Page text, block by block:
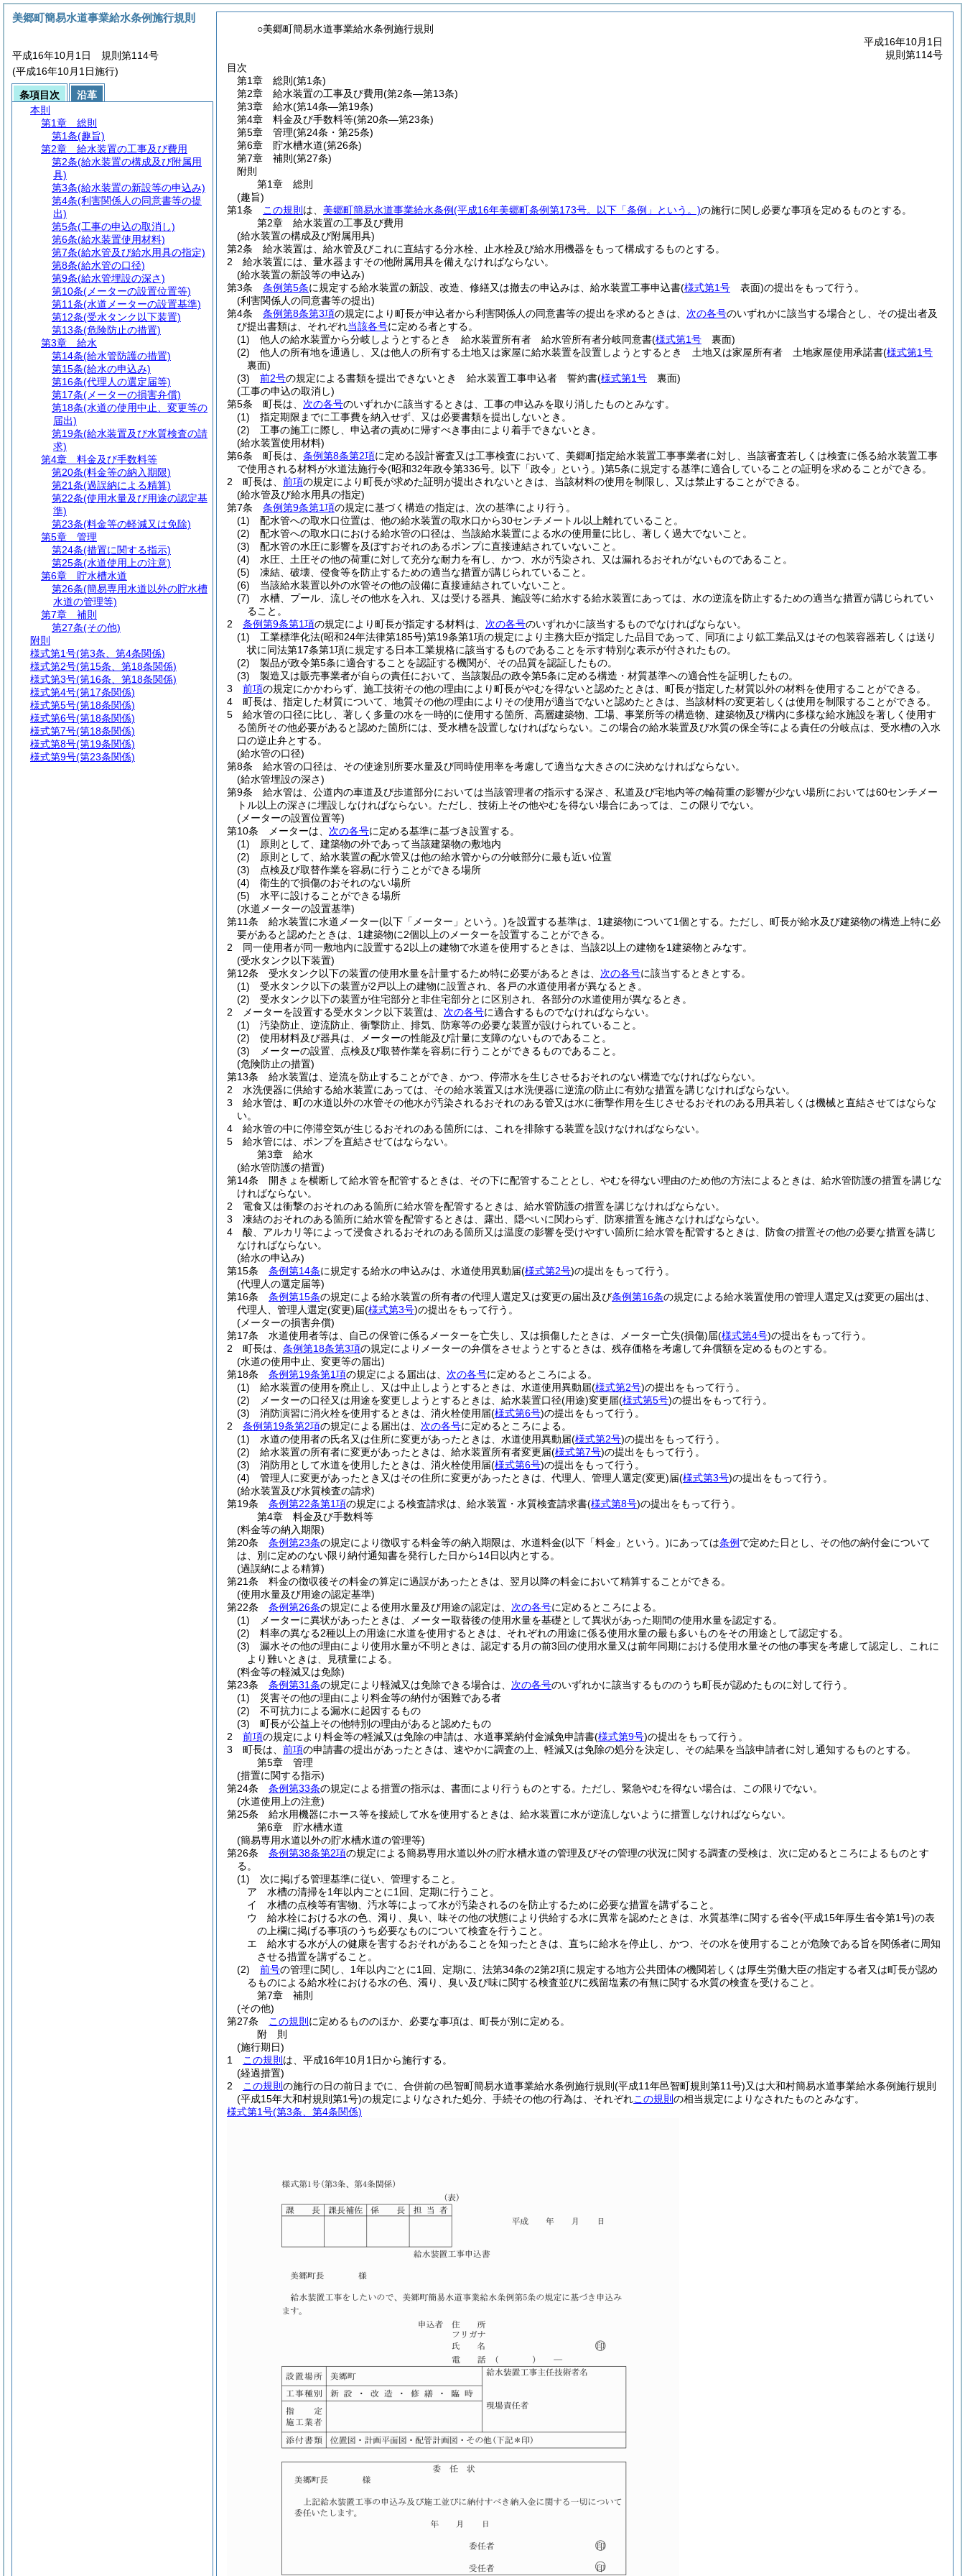
○美郷町簡易水道事業給水条例施行規則
平成16年10月1日
規則第114号
目次
第1章
総則 (第1条)
第2章
給水装置の工事及び費用(第2条―第13条)
第3章
給水(第14条―第19条)
第4章
料金及び手数料等(第20条―第23条)
第5章
管理(第24条・第25条)
第6章
貯水槽水道(第26条)
第7章
補則 (第27条)
附則
第1章
総則
(趣旨)
第1条
この規則 は、 美郷町簡易水道事業給水条例(平成16年美郷町条例第173号。以下「条例」という。)の施行に関し必要な事項を定めるものとする。
第2章
給水装置の工事及び費用
(給水装置の構成及び附属用具)
第2条
給水装置は、給水管及びこれに直結する分水栓、止水栓及び給水用機器をもって構成するものとする。
2
給水装置には、量水器ますその他附属用具を備えなければならない。
(給水装置の新設等の申込み)
第3条
条例第5条に規定する給水装置の新設、改造、修繕又は撤去の申込みは、給水装置工事申込書(様式第1号 表面)の提出をもって行う。
(利害関係人の同意書等の提出)
第4条
条例第8条第3項の規定により町長が申込者から利害関係人の同意書等の提出を求めるときは、 次の各号のいずれかに該当する場合とし、その提出者及
び提出書類は、それぞれ当該各号に定める者とする。
(1)
他人の給水装置から分岐しようとするとき 給水装置所有者 給水管所有者分岐同意書(様式第1号 裏面)
(2)
他人の所有地を通過し、又は他人の所有する土地又は家屋に給水装置を設置しようとするとき 土地又は家屋所有者 土地家屋使用承諾書(様式第1号
裏面)
(3)
前2号の規定による書類を提出できないとき 給水装置工事申込者 誓約書(様式第1号 裏面)
(工事の申込の取消し)
第5条
町長は、 次の各号のいずれかに該当するときは、工事の申込みを取り消したものとみなす。
(1)
指定期限までに工事費を納入せず、又は必要書類を提出しないとき。
(2)
工事の施工に際し、申込者の責めに帰すべき事由により着手できないとき。
(給水装置使用材料)
第6条
町長は、 条例第8条第2項に定める設計審査又は工事検査において、美郷町指定給水装置工事事業者に対し、当該審査若しくは検査に係る給水装置工事
で使用される材料が水道法施行令(昭和32年政令第336号。以下「政令」という。)第5条に規定する基準に適合していることの証明を求めることができる。
2
町長は、 前項の規定により町長が求めた証明が提出されないときは、当該材料の使用を制限し、又は禁止することができる。
(給水管及び給水用具の指定)
第7条
条例第9条第1項の規定に基づく構造の指定は、次の基準により行う。
(1)
配水管への取水口位置は、他の給水装置の取水口から30センチメートル以上離れていること。
(2)
配水管への取水口における給水管の口径は、当該給水装置による水の使用量に比し、著しく過大でないこと。
(3)
配水管の水圧に影響を及ぼすおそれのあるポンプに直接連結されていないこと。
(4)
水圧、土圧その他の荷重に対して充分な耐力を有し、かつ、水が汚染され、又は漏れるおそれがないものであること。
(5)
凍結、破壊、侵食等を防止するための適当な措置が講じられていること。
(6)
当該給水装置以外の水管その他の設備に直接連結されていないこと。
(7)
水槽、プール、流しその他水を入れ、又は受ける器具、施設等に給水する給水装置にあっては、水の逆流を防止するための適当な措置が講じられてい
ること。
2
条例第9条第1項の規定により町長が指定する材料は、 次の各号のいずれかに該当するものでなければならない。
(1)
工業標準化法(昭和24年法律第185号)第19条第1項の規定により主務大臣が指定した品目であって、同項により鉱工業品又はその包装容器若しくは送り
状に同法第17条第1項に規定する日本工業規格に該当するものであることを示す特別な表示が付されたもの。
(2)
製品が政令第5条に適合することを認証する機関が、その品質を認証したもの。
(3)
製造又は販売事業者が自らの責任において、当該製品の政令第5条に定める構造・材質基準への適合性を証明したもの。
3
前項の規定にかかわらず、施工技術その他の理由により町長がやむを得ないと認めたときは、町長が指定した材質以外の材料を使用することができる。
4
町長は、指定した材質について、地質その他の理由によりその使用が適当でないと認めたときは、当該材料の変更若しくは使用を制限することができる。
5
給水管の口径に比し、著しく多量の水を一時的に使用する箇所、高層建築物、工場、事業所等の構造物、建築物及び構内に多様な給水施設を著しく使用す
る箇所その他必要があると認めた箇所には、受水槽を設置しなければならない。
この場合の給水装置及び水質の保全等による責任の分岐点は、受水槽の入水
口の逆止弁とする。
(給水管の口径)
第8条
給水管の口径は、その使途別所要水量及び同時使用率を考慮して適当な大きさのに決めなければならない。
(給水管埋設の深さ)
第9条
給水管は、公道内の車道及び歩道部分においては当該管理者の指示する深さ、私道及び宅地内等の輪荷重の影響が少ない場所においては60センチメー
トル以上の深さに埋設しなければならない。 ただし、技術上その他やむを得ない場合にあっては、この限りでない。
(メーターの設置位置等)
第10条
メーターは、 次の各号に定める基準に基づき設置する。
(1)
原則として、建築物の外であって当該建築物の敷地内
(2)
原則として、給水装置の配水管又は他の給水管からの分岐部分に最も近い位置
(3)
点検及び取替作業を容易に行うことができる場所
(4)
衛生的で損傷のおそれのない場所
(5)
水平に設けることができる場所
(水道メーターの設置基準)
第11条
給水装置に水道メーター(以下「メーター」という。)を設置する基準は、1建築物について1個とする。 ただし、町長が給水及び建築物の構造上特に必
要があると認めたときは、1建築物に2個以上のメーターを設置することができる。
2
同一使用者が同一敷地内に設置する2以上の建物で水道を使用するときは、当該2以上の建物を1建築物とみなす。
(受水タンク以下装置)
第12条
受水タンク以下の装置の使用水量を計量するため特に必要があるときは、 次の各号に該当するときとする。
(1)
受水タンク以下の装置が2戸以上の建物に設置され、各戸の水道使用者が異なるとき。
(2)
受水タンク以下の装置が住宅部分と非住宅部分とに区別され、各部分の水道使用が異なるとき。
2
メーターを設置する受水タンク以下装置は、 次の各号に適合するものでなければならない。
(1)
汚染防止、逆流防止、衝撃防止、排気、防寒等の必要な装置が設けられていること。
(2)
使用材料及び器具は、メーターの性能及び計量に支障のないものであること。
(3)
メーターの設置、点検及び取替作業を容易に行うことができるものであること。
(危険防止の措置)
第13条
給水装置は、逆流を防止することができ、かつ、停滞水を生じさせるおそれのない構造でなければならない。
2
水洗便器に供給する給水装置にあっては、その給水装置又は水洗便器に逆流の防止に有効な措置を講じなければならない。
3
給水管は、町の水道以外の水管その他水が汚染されるおそれのある管又は水に衝撃作用を生じさせるおそれのある用具若しくは機械と直結させてはならな
い。
4
給水管の中に停滞空気が生じるおそれのある箇所には、これを排除する装置を設けなければならない。
5
給水管には、ポンプを直結させてはならない。
第3章
給水
(給水管防護の措置)
第14条
開きょを横断して給水管を配管するときは、その下に配管することとし、やむを得ない理由のため他の方法によるときは、給水管防護の措置を講じな
ければならない。
2
電食又は衝撃のおそれのある箇所に給水管を配管するときは、給水管防護の措置を講じなければならない。
3
凍結のおそれのある箇所に給水管を配管するときは、露出、隠ぺいに関わらず、防寒措置を施さなければならない。
4
酸、アルカリ等によって浸食されるおそれのある箇所又は温度の影響を受けやすい箇所に給水管を配管するときは、防食の措置その他の必要な措置を講じ
なければならない。
(給水の申込み)
第15条
条例第14条に規定する給水の申込みは、水道使用異動届(様式第2号)の提出をもって行う。
(代理人の選定届等)
第16条
条例第15条の規定による給水装置の所有者の代理人選定又は変更の届出及び条例第16条の規定による給水装置使用の管理人選定又は変更の届出は、
代理人、管理人選定(変更)届(様式第3号)の提出をもって行う。
(メーターの損害弁償)
第17条
水道使用者等は、自己の保管に係るメーターを亡失し、又は損傷したときは、メーター亡失(損傷)届(様式第4号)の提出をもって行う。
2
町長は、 条例第18条第3項の規定によりメーターの弁償をさせようとするときは、残存価格を考慮して弁償額を定めるものとする。
(水道の使用中止、変更等の届出)
第18条
条例第19条第1項の規定による届出は、 次の各号に定めるところによる。
(1)
給水装置の使用を廃止し、又は中止しようとするときは、水道使用異動届(様式第2号)の提出をもって行う。
(2)
メーターの口径又は用途を変更しようとするときは、給水装置口径(用途)変更届(様式第5号)の提出をもって行う。
(3)
消防演習に消火栓を使用するときは、消火栓使用届(様式第6号)の提出をもって行う。
2
条例第19条第2項の規定による届出は、 次の各号に定めるところによる。
(1)
水道の使用者の氏名又は住所に変更があったときは、水道使用異動届(様式第2号)の提出をもって行う。
(2)
給水装置の所有者に変更があったときは、給水装置所有者変更届(様式第7号)の提出をもって行う。
(3)
消防用として水道を使用したときは、消火栓使用届(様式第6号)の提出をもって行う。
(4)
管理人に変更があったとき又はその住所に変更があったときは、代理人、管理人選定(変更)届(様式第3号)の提出をもって行う。
(給水装置及び水質検査の請求)
第19条
条例第22条第1項の規定による検査請求は、給水装置・水質検査請求書(様式第8号)の提出をもって行う。
第4章
料金及び手数料等
(料金等の納入期限)
第20条
条例第23条の規定により徴収する料金等の納入期限は、水道料金(以下「料金」という。)にあっては条例 で定めた日とし、その他の納付金について
は、別に定めのない限り納付通知書を発行した日から14日以内とする。
(過誤納による精算)
第21条
料金の徴収後その料金の算定に過誤があったときは、翌月以降の料金において精算することができる。
(使用水量及び用途の認定基準)
第22条
条例第26条の規定による使用水量及び用途の認定は、 次の各号に定めるところによる。
(1)
メーターに異状があったときは、メーター取替後の使用水量を基礎として異状があった期間の使用水量を認定する。
(2)
料率の異なる2種以上の用途に水道を使用するときは、それぞれの用途に係る使用水量の最も多いものをその用途として認定する。
(3)
漏水その他の理由により使用水量が不明ときは、認定する月の前3回の使用水量又は前年同期における使用水量その他の事実を考慮して認定し、これに
より難いときは、見積量による。
(料金等の軽減又は免除)
第23条
条例第31条の規定により軽減又は免除できる場合は、 次の各号のいずれかに該当するもののうち町長が認めたものに対して行う。
(1)
災害その他の理由により料金等の納付が困難である者
(2)
不可抗力による漏水に起因するもの
(3)
町長が公益上その他特別の理由があると認めたもの
2
前項の規定により料金等の軽減又は免除の申請は、水道事業納付金減免申請書(様式第9号)の提出をもって行う。
3
町長は、 前項の申請書の提出があったときは、速やかに調査の上、軽減又は免除の処分を決定し、その結果を当該申請者に対し通知するものとする。
第5章
管理
(措置に関する指示)
第24条
条例第33条の規定による措置の指示は、書面により行うものとする。 ただし、緊急やむを得ない場合は、この限りでない。
(水道使用上の注意)
第25条
給水用機器にホース等を接続して水を使用するときは、給水装置に水が逆流しないように措置しなければならない。
第6章
貯水槽水道
(簡易専用水道以外の貯水槽水道の管理等)
第26条
条例第38条第2項の規定による簡易専用水道以外の貯水槽水道の管理及びその管理の状況に関する調査の受検は、次に定めるところによるものとす
る。
(1)
次に掲げる管理基準に従い、管理すること。
ア
水槽の清掃を1年以内ごとに1回、定期に行うこと。
イ
水槽の点検等有害物、汚水等によって水が汚染されるのを防止するために必要な措置を講ずること。
ウ
給水栓における水の色、濁り、臭い、味その他の状態により供給する水に異常を認めたときは、水質基準に関する省令(平成15年厚生省令第1号)の表
の上欄に掲げる事項のうち必要なものについて検査を行うこと。
エ
給水する水が人の健康を害するおそれがあることを知ったときは、直ちに給水を停止し、かつ、その水を使用することが危険である旨を関係者に周知
させる措置を講ずること。
(2)
前号の管理に関し、1年以内ごとに1回、定期に、法第34条の2第2項に規定する地方公共団体の機関若しくは厚生労働大臣の指定する者又は町長が認め
るものによる給水栓における水の色、濁り、臭い及び味に関する検査並びに残留塩素の有無に関する水質の検査を受けること。
第7章
補則
(その他)
第27条
この規則 に定めるもののほか、必要な事項は、町長が別に定める。
附 則
(施行期日)
1
この規則 は、平成16年10月1日から施行する。
(経過措置)
2
この規則 の施行の日の前日までに、合併前の邑智町簡易水道事業給水条例施行規則 (平成11年邑智町規則第11号)又は大和村簡易水道事業給水条例施行規則
(平成15年大和村規則第1号)の規定によりなされた処分、手続その他の行為は、それぞれこの規則 の相当規定によりなされたものとみなす。
様式第1号(第3条、第4条関係)
美郷町簡易水道事業給水条例施行規則
平成16年10月1日 規則第114号
(平成16年10月1日施行)
条項目次
沿革
本則
第1章
総則
第1条(趣旨)
第2章
給水装置の工事及び費用
第2条(給水装置の構成及び附属用
具)
第3条(給水装置の新設等の申込み)
第4条(利害関係人の同意書等の提
出)
第5条(工事の申込の取消し)
第6条(給水装置使用材料)
第7条(給水管及び給水用具の指定)
第8条(給水管の口径)
第9条(給水管埋設の深さ)
第10条(メーターの設置位置等)
第11条(水道メーターの設置基準)
第12条(受水タンク以下装置)
第13条(危険防止の措置)
第3章
給水
第14条(給水管防護の措置)
第15条(給水の申込み)
第16条(代理人の選定届等)
第17条(メーターの損害弁償)
第18条(水道の使用中止、変更等の
届出)
第19条(給水装置及び水質検査の請
求)
第4章
料金及び手数料等
第20条(料金等の納入期限)
第21条(過誤納による精算)
第22条(使用水量及び用途の認定基
準)
第23条(料金等の軽減又は免除)
第5章
管理
第24条(措置に関する指示)
第25条(水道使用上の注意)
第6章
貯水槽水道
第26条(簡易専用水道以外の貯水槽
水道の管理等)
第7章
補則
第27条(その他)
附則
様式第1号(第3条、第4条関係)
様式第2号(第15条、第18条関係)
様式第3号(第16条、第18条関係)
様式第4号(第17条関係)
様式第5号(第18条関係)
様式第6号(第18条関係)
様式第7号(第18条関係)
様式第8号(第19条関係)
様式第9号(第23条関係)